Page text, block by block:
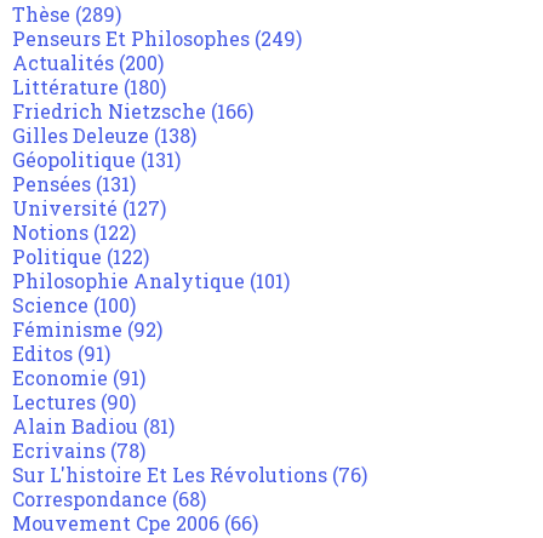
Thèse (289)
Penseurs Et Philosophes (249)
Actualités (200)
Littérature (180)
Friedrich Nietzsche (166)
Gilles Deleuze (138)
Géopolitique (131)
Pensées (131)
Université (127)
Notions (122)
Politique (122)
Philosophie Analytique (101)
Science (100)
Féminisme (92)
Editos (91)
Economie (91)
Lectures (90)
Alain Badiou (81)
Ecrivains (78)
Sur L'histoire Et Les Révolutions (76)
Correspondance (68)
Mouvement Cpe 2006 (66)